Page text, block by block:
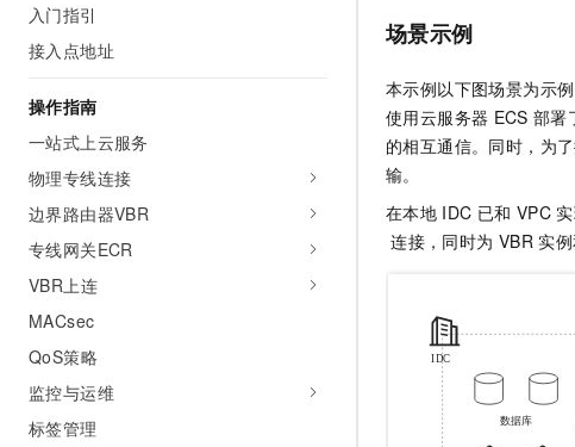
入门指引
接入点地址
操作指南
一站式上云服务
物理专线连接
边界路由器VBR
专线网关ECR
VBR上连
MACsec
QoS策略
监控与运维
标签管理
场景示例
本示例以下图场景为示
使用云服务器 ECS 部署
的相互通信。同时，为
输。
在本地 IDC 已和 VPC
连接，同时为 VBR 实